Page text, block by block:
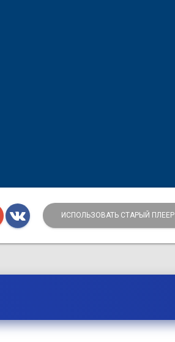
ИСПОЛЬЗОВАТЬ СТАРЫЙ ПЛЕЕР